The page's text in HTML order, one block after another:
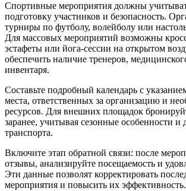
Спортивные мероприятия должны
подготовку участников и безопасность.
турниры по футболу, волейболу или
Для массовых мероприятий возможны
эстафеты или йога-сессии на открытом
обеспечить наличие тренеров,
инвентаря.
Составьте подробный календарь с
места, ответственных за организацию и
ресурсов. Для внешних площадок
заранее, учитывая сезонные особенности и
транспорта.
Включите этап обратной связи: после
отзывы, анализируйте посещаемость и
Эти данные позволят корректировать
мероприятия и повысить их эффективность.